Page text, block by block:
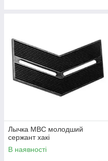
Лычка МВС молодший
сержант хакі
В наявності